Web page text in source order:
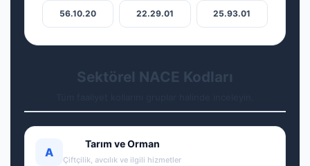
56.10.20 22.29.01 25.93.01
Sektörel NACE Kodları
A
Tarım ve Orman
Çiftçilik, avcılık ve ilgili hizmetler